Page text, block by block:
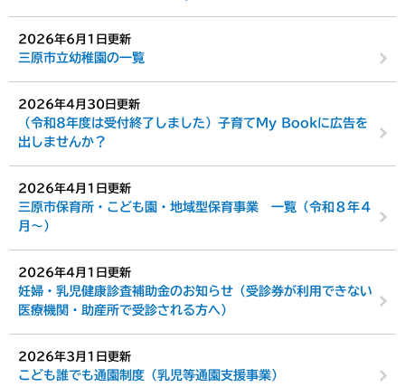
2026年6月1日更新
三原市立幼稚園の一覧
2026年4月30日更新
（令和8年度は受付終了しました）子育てMy Bookに広告を
出しませんか？
2026年4月1日更新
三原市保育所・こども園・地域型保育事業 一覧（令和８年４
月～）
2026年4月1日更新
妊婦・乳児健康診査補助金のお知らせ（受診券が利用できない
医療機関・助産所で受診される方へ）
2026年3月1日更新
こども誰でも通園制度（乳児等通園支援事業）